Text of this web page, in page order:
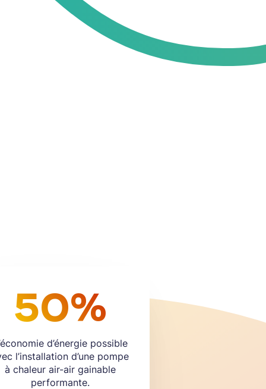
50%
d’énergie possible
l’installation d’une pompe
à chaleur air-air gainable
performante.